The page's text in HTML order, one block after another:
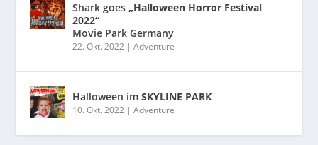
Shark goes„Halloween Horror Festival
2022“
Movie Park Germany
22. Okt. 2022 |Adventure
Halloween imSKYLINE PARK
10. Okt. 2022 |Adventure